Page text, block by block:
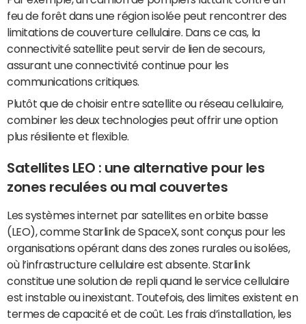
feu de forêt dans une région isolée peut rencontrer des
limitations de couverture cellulaire. Dans ce cas, la
connectivité satellite peut servir de lien de secours,
assurant une connectivité continue pour les
communications critiques.
Plutôt que de choisir entre satellite ou réseau cellulaire,
combiner les deux technologies peut offrir une option
plus résiliente et flexible.
Satellites LEO : une alternative pour les
zones reculées ou mal couvertes
Les systèmes internet par satellites en orbite basse
(LEO), comme Starlink de SpaceX, sont conçus pour les
organisations opérant dans des zones rurales ou isolées,
où l’infrastructure cellulaire est absente. Starlink
constitue une solution de repli quand le service cellulaire
est instable ou inexistant. Toutefois, des limites existent en
termes de capacité et de coût. Les frais d’installation, les